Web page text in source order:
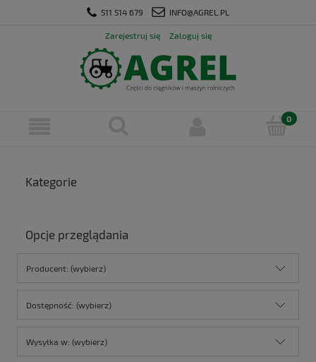
511 514 679 INFO@AGREL.PL
Zarejestruj się Zaloguj się
Kategorie
Opcje przeglądania
Producent: (wybierz)
Dostępność: (wybierz)
Wysyłka w: (wybierz)